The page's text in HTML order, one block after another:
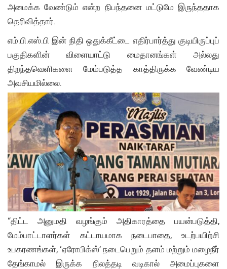
அமைக்க வேண்டும் என்ற நிபந்தனை மட்டுமே இருந்ததாக
தெரிவித்தார்.
எம்.பி.எஸ்.பி இன் நிதி ஒதுக்கீட்டை எதிர்பார்த்து குடியிருப்புப்
பகுதிகளின் விளையாட்டு மைதானங்கள் அல்லது
திறந்தவெளிகளை மேம்படுத்த காத்திருக்க வேண்டிய
அவசியமில்லை.
“திட்ட அனுமதி வழங்கும் அதிகாரத்தை பயன்படுத்தி,
மேம்பாட்டாளர்கள் கட்டாயமாக நடைபாதை, உடற்பயிற்சி
உபகரணங்கள், ‘ஏரோபிக்ஸ்’ நடைபெறும் தளம் மற்றும் மழைநீர்
தேங்காமல் இருக்க நிலத்தடி வடிகால் அமைப்புகளை